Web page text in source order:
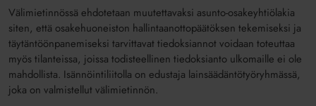
Välimietinnössä ehdotetaan muutettavaksi asunto-osakeyhtiölakia
siten, että osakehuoneiston hallintaanottopäätöksen tekemiseksi ja
täytäntöönpanemiseksi tarvittavat tiedoksiannot voidaan toteuttaa
myös tilanteissa, joissa todisteellinen tiedoksianto ulkomaille ei ole
mahdollista. Isännöintiliitolla on edustaja lainsäädäntötyöryhmässä,
joka on valmistellut välimietinnön.